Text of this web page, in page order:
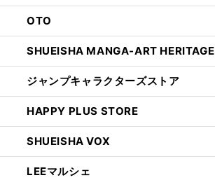
OTO
SHUEISHA MANGA-ART HERITAGE
ジャンプキャラクターズストア
HAPPY PLUS STORE
SHUEISHA VOX
LEEマルシェ